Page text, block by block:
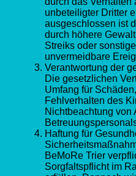
unbeteiligter Dritter
ausgeschlossen ist
durch höhere
Streiks oder
unvermeidbare
Verantwortung der
Die gesetzlichen
Umfang für
Fehlverhalten des
Nichtbeachtung von
Haftung für
BeMoRe Trier
Sorgfaltspflicht im